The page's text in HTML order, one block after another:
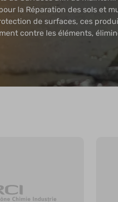
la Réparation des sols et
de surfaces, ces
contre les éléments,